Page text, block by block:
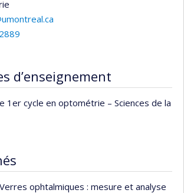
d’enseignement
1er cycle en optométrie – Sciences de la
ophtalmiques : mesure et analyse